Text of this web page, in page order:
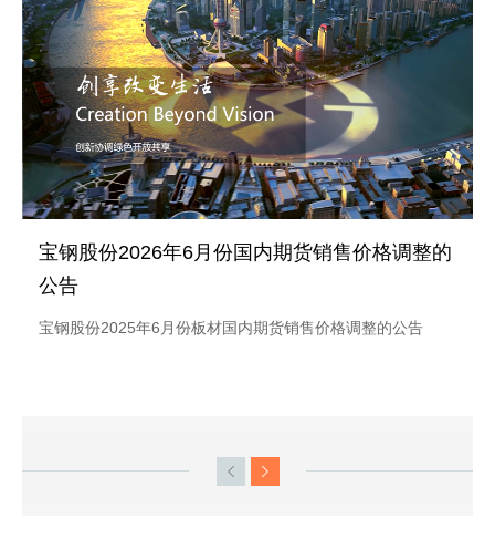
宝钢股份2026年6月份国内期货销售价格调整的
公告
宝钢股份2025年6月份板材国内期货销售价格调整的公告